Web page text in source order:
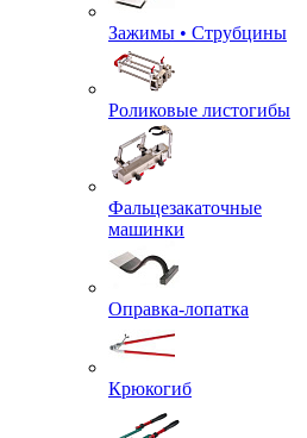
Зажимы • Струбцины
Роликовые листогибы
Фальцезакаточные
машинки
Оправка-лопатка
Крюкогиб